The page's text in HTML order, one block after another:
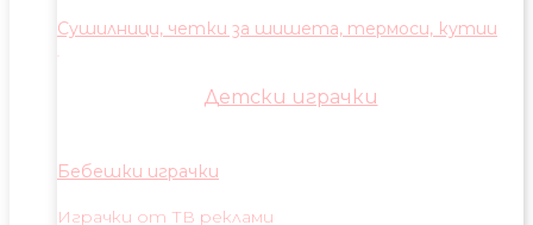
Сушилници, четки за шишета, термоси, кутии
Детски играчки
Бебешки играчки
Играчки от ТВ реклами